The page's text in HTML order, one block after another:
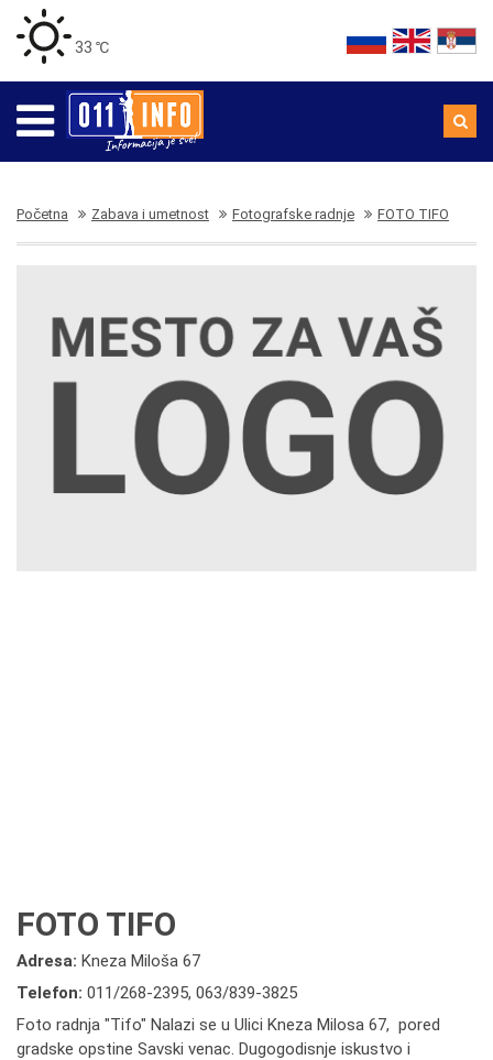
33 ℃
Početna Zabava i umetnost Fotografske radnje FOTO TIFO
FOTO TIFO
Adresa: Kneza Miloša 67
Telefon: 011/268-2395, 063/839-3825
Foto radnja "Tifo" Nalazi se u Ulici Kneza Milosa 67, pored
gradske opstine Savski venac. Dugogodisnje iskustvo i